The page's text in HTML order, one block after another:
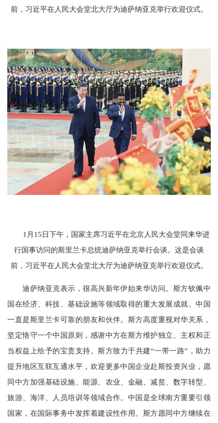
前，习近平在人民大会堂北大厅为迪萨纳亚克举行欢迎仪式。
1月15日下午，国家主席习近平在北京人民大会堂同来华进
行国事访问的斯里兰卡总统迪萨纳亚克举行会谈。这是会谈
前，习近平在人民大会堂北大厅为迪萨纳亚克举行欢迎仪式。
迪萨纳亚克表示，很高兴新年伊始来华访问。斯方钦佩中
国在经济、科技、基础设施等领域取得的重大发展成就。中国
一直是斯里兰卡可靠的朋友和伙伴。斯方高度重视对华关系，
坚定恪守一个中国原则，感谢中方在斯方维护独立、主权和正
当权益上给予的宝贵支持。斯方致力于共建“一带一路”，助力
提升地区互联互通水平，欢迎更多中国企业赴斯投资兴业，愿
同中方加强基础设施、能源、农业、金融、减贫、数字转型、
旅游、海洋、人员培训等领域合作。中国是全球南方重要引领
国家，在国际事务中发挥着建设性作用。斯方愿同中方继续在